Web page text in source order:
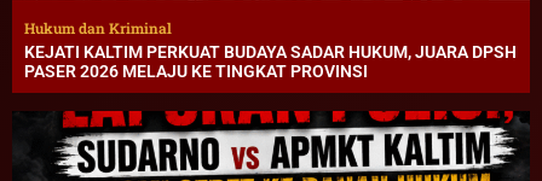
Hukum dan Kriminal
KEJATI KALTIM PERKUAT BUDAYA SADAR HUKUM, JUARA DPSH
PASER 2026 MELAJU KE TINGKAT PROVINSI